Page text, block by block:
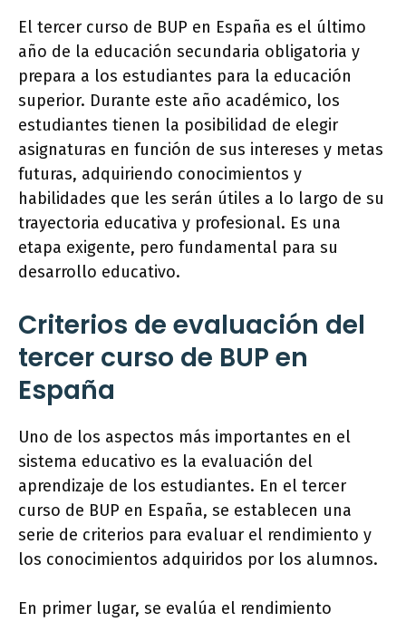
El tercer curso de BUP en España es el último
año de la educación secundaria obligatoria y
prepara a los estudiantes para la educación
superior. Durante este año académico, los
estudiantes tienen la posibilidad de elegir
asignaturas en función de sus intereses y metas
futuras, adquiriendo conocimientos y
habilidades que les serán útiles a lo largo de su
trayectoria educativa y profesional. Es una
etapa exigente, pero fundamental para su
desarrollo educativo.
Criterios de evaluación del
tercer curso de BUP en
España
Uno de los aspectos más importantes en el
sistema educativo es la evaluación del
aprendizaje de los estudiantes. En el tercer
curso de BUP en España, se establecen una
serie de criterios para evaluar el rendimiento y
los conocimientos adquiridos por los alumnos.
En primer lugar, se evalúa el rendimiento